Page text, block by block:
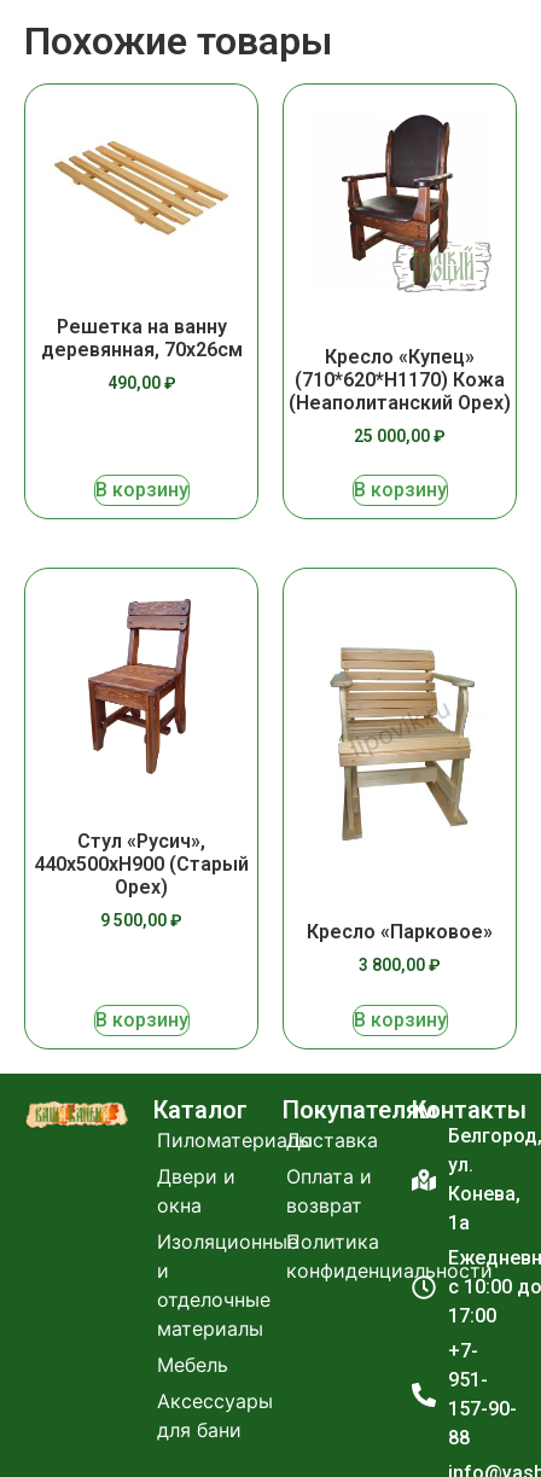
Похожие товары
Решетка на ванну
деревянная, 70х26см
490,00₽
В корзину
Кресло «Купец»
(710*620*Н1170) Кожа
(Неаполитанский Орех)
25 000,00₽
В корзину
Стул «Русич»,
440х500хН900 (Старый
Орех)
9 500,00₽
В корзину
Кресло «Парковое»
3 800,00₽
В корзину
Каталог
Пиломатериалы
Двери и
окна
Изоляционные
и
отделочные
материалы
Мебель
Аксессуары
для бани
Покупателям
Доставка
Оплата и
возврат
Политика
конфиденциальности
Контакты
Белгород,
ул.
Конева,
1а
с 10:00 до
17:00
+7-
951-
157-90-
88